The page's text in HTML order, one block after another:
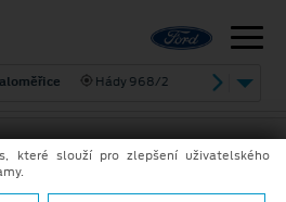
Hády 968/2
které slouží pro zlepšení uživatelského